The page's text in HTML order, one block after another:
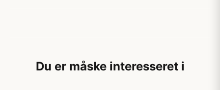
Du er måske interesseret i